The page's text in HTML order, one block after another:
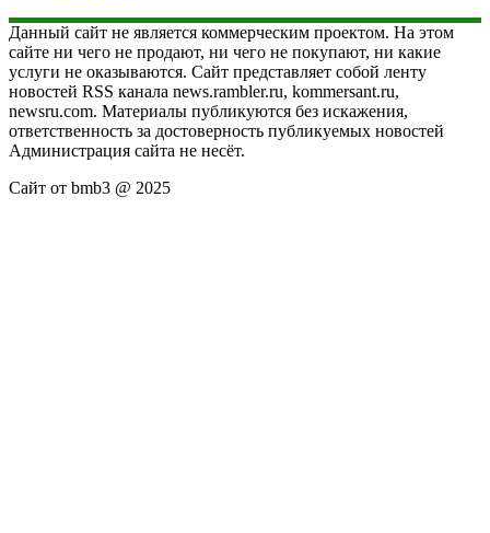
Данный сайт не является коммерческим проектом. На этом
сайте ни чего не продают, ни чего не покупают, ни какие
услуги не оказываются. Сайт представляет собой ленту
новостей RSS канала news.rambler.ru, kommersant.ru,
newsru.com. Материалы публикуются без искажения,
ответственность за достоверность публикуемых новостей
Администрация сайта не несёт.
Сайт от bmb3 @ 2025